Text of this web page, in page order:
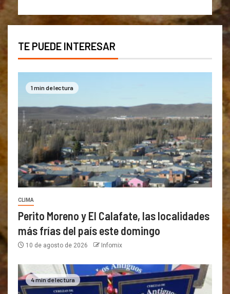
TE PUEDE INTERESAR
1 min de lectura
CLIMA
Perito Moreno y El Calafate, las localidades
más frías del país este domingo
10 de agosto de 2026 Infomix
4 min de lectura